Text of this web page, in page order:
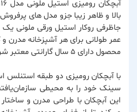
بالا و ظاهر زیبا جزو مدل های
جاظرفی روکار استیل ورقی ملونی یک
عمر طولانی برای هر آشپزخانه مدرن
محصول دارای 5 سال گارانتی معتبر شرکتی می باشد.
با آبچکان رومیزی دو طبقه استنلس
سینک خود را به محیطی
این آبچکان با طراحی مدرن و